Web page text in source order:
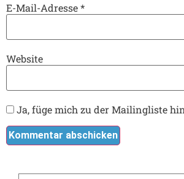
E-Mail-Adresse*
Website
Ja, füge mich zu der Mailingliste